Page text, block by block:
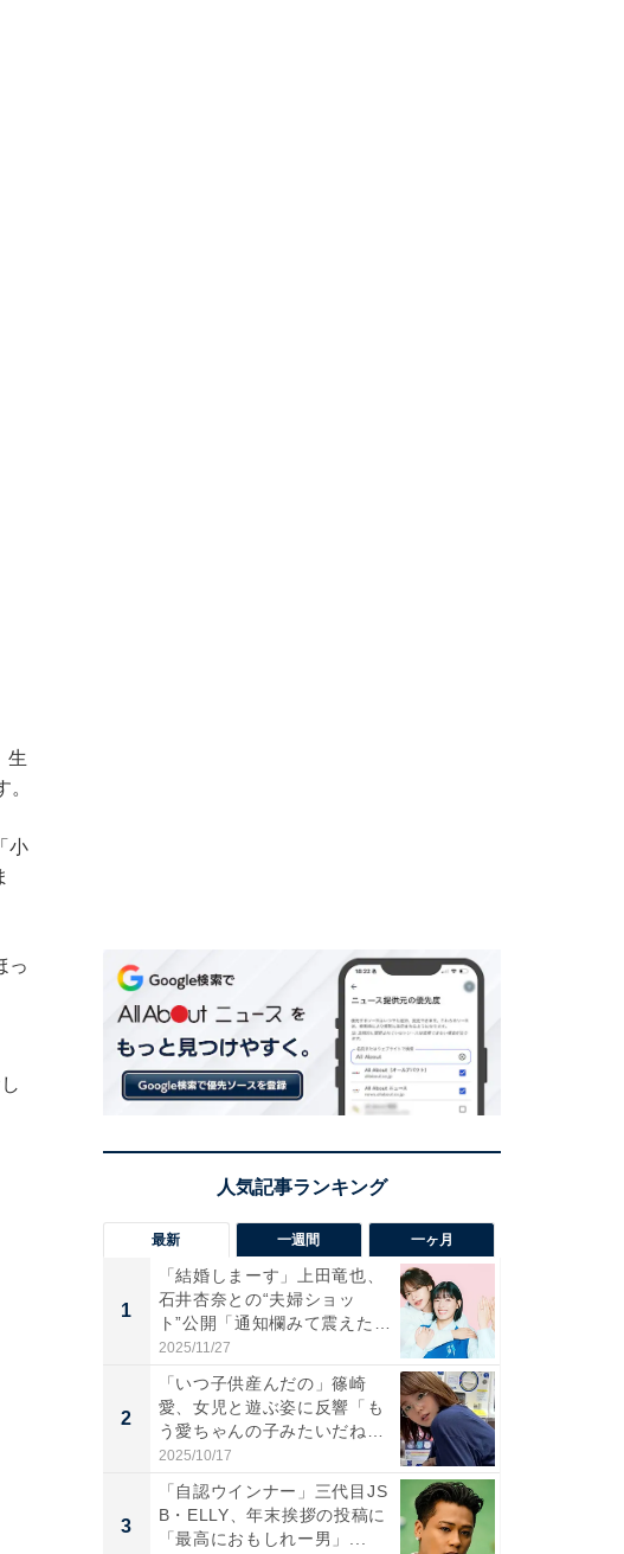
生
小
っ
最新 一週間 一ヶ月
1
「結婚しまーす」上田竜也、
石井杏奈との“夫婦ショッ
ト”公開「通知欄みて震えた」
「...
2025/11/27
2
「いつ子供産んだの」篠崎
愛、女児と遊ぶ姿に反響「も
う愛ちゃんの子みたいだね」
「完...
2025/10/17
3
「自認ウインナー」三代目JS
B・ELLY、年末挨拶の投稿に
「最高におもしれー男」...